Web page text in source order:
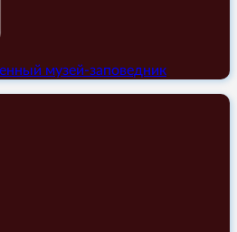
музей-заповедник